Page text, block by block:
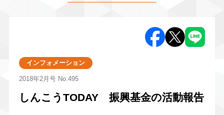
インフォメーション
2018年2月号No.495
しんこうTODAY 振興基金の活動報告